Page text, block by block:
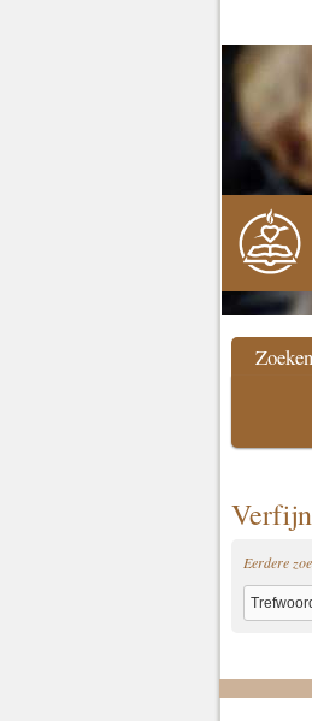
Zoeken
Eerdere